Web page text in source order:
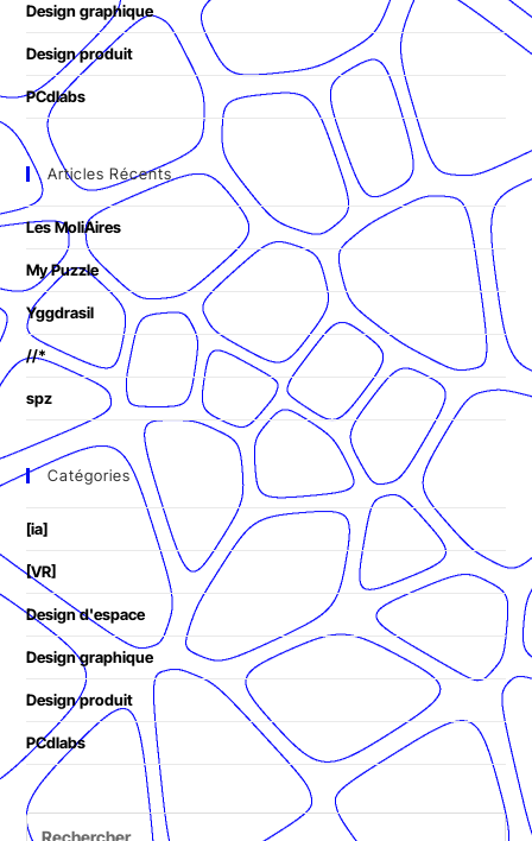
Design graphique
Design produit
PCdlabs
Articles Récents
Les MoliAires
My Puzzle
Yggdrasil
//*
spz
Catégories
[ia]
[VR]
Design d'espace
Design graphique
Design produit
PCdlabs